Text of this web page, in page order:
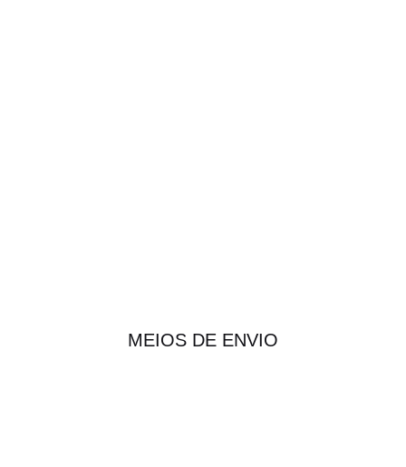
MEIOS DE ENVIO